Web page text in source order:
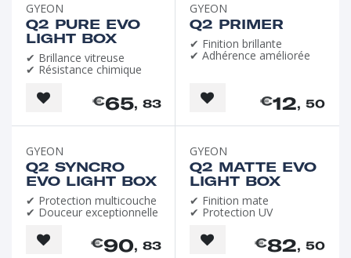
GYEON
Q2 PURE EVO
LIGHT BOX
✔ Brillance vitreuse
✔ Résistance chimique
€65, 83
GYEON
Q2 PRIMER
✔ Finition brillante
✔ Adhérence améliorée
€12, 50
GYEON
Q2 SYNCRO
EVO LIGHT BOX
✔ Protection multicouche
✔ Douceur exceptionnelle
€90, 83
GYEON
Q2 MATTE EVO
LIGHT BOX
✔ Finition mate
✔ Protection UV
€82, 50